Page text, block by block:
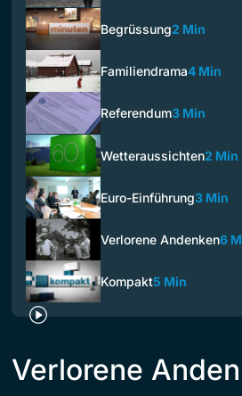
Begrüssung2 Min
Familiendrama4 Min
Referendum3 Min
Wetteraussichten2 Min
Euro-Einführung3 Min
Verlorene Andenken6
Kompakt5 Min
Verlorene